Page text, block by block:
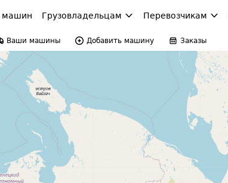
машин Грузовладельцам Перевозчикам
Ваши машины Добавить машину Заказы